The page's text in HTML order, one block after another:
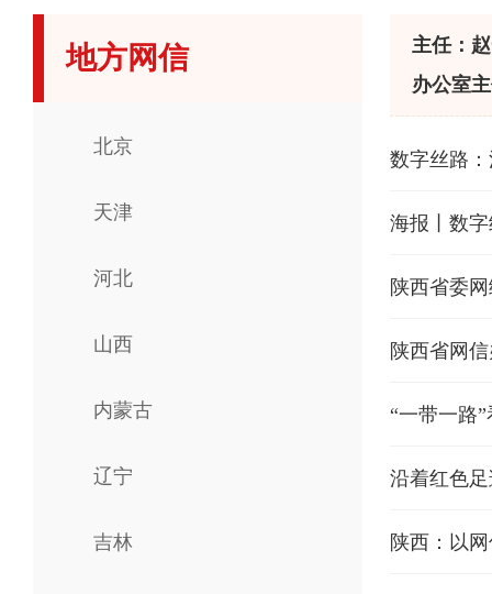
地方网信
北京
天津
河北
山西
内蒙古
辽宁
吉林
主任：
办公室
数字丝路
海报丨数
陕西省委
陕西省网
“一带一路
沿着红色
陕西：以